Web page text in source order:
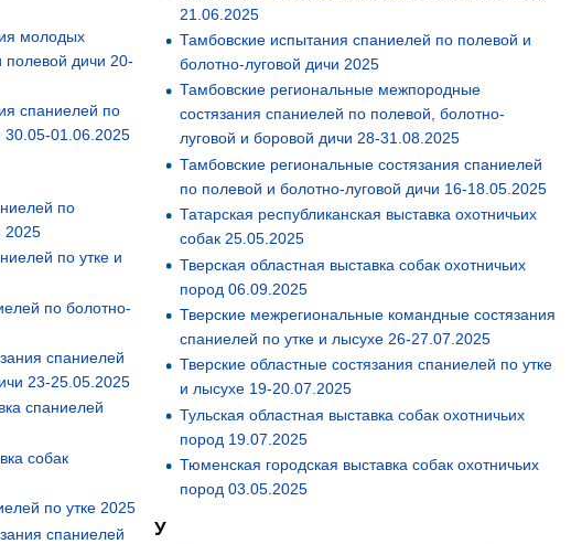
молодых
полевой дичи 20-
спаниелей по
30.05-01.06.2025
по
2025
по утке и
по болотно-
спаниелей
23-25.05.2025
спаниелей
собак
по утке 2025
спаниелей
21.06.2025
Тамбовские испытания спаниелей по полевой и
болотно-луговой дичи 2025
Тамбовские региональные межпородные
состязания спаниелей по полевой, болотно-
луговой и боровой дичи 28-31.08.2025
Тамбовские региональные состязания спаниелей
по полевой и болотно-луговой дичи 16-18.05.2025
Татарская республиканская выставка охотничьих
собак 25.05.2025
Тверская областная выставка собак охотничьих
пород 06.09.2025
Тверские межрегиональные командные состязания
спаниелей по утке и лысухе 26-27.07.2025
Тверские областные состязания спаниелей по утке
и лысухе 19-20.07.2025
Тульская областная выставка собак охотничьих
пород 19.07.2025
Тюменская городская выставка собак охотничьих
пород 03.05.2025
У